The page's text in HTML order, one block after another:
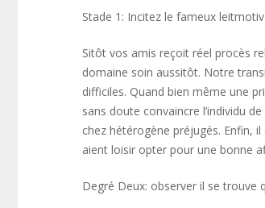
Stade 1: Incitez le fameux
Sitôt vos amis reçoit réel procès
domaine soin aussitôt. Notre
difficiles. Quand bien même une
sans doute convaincre l’individu
chez hétérogène préjugés. Enfin,
aient loisir opter pour une bonne
Degré Deux: observer il se trouve